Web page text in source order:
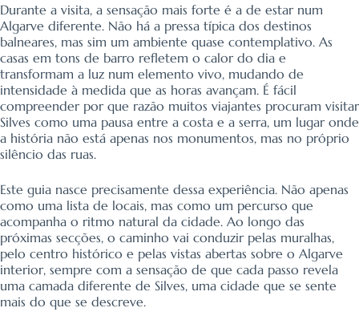
Durante a visita, a sensação mais forte é a de estar num
Algarve diferente. Não há a pressa típica dos destinos
balneares, mas sim um ambiente quase contemplativo. As
casas em tons de barro refletem o calor do dia e
transformam a luz num elemento vivo, mudando de
intensidade à medida que as horas avançam. É fácil
compreender por que razão muitos viajantes procuram visitar
Silves como uma pausa entre a costa e a serra, um lugar onde
a história não está apenas nos monumentos, mas no próprio
silêncio das ruas.
Este guia nasce precisamente dessa experiência. Não apenas
como uma lista de locais, mas como um percurso que
acompanha o ritmo natural da cidade. Ao longo das
próximas secções, o caminho vai conduzir pelas muralhas,
pelo centro histórico e pelas vistas abertas sobre o Algarve
interior, sempre com a sensação de que cada passo revela
uma camada diferente de Silves, uma cidade que se sente
mais do que se descreve.